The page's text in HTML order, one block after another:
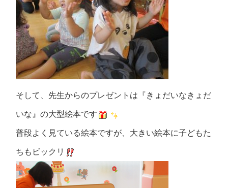
そして、先生からのプレゼントは『きょだいなきょだ
いな』の大型絵本です
普段よく見ている絵本ですが、大きい絵本に子どもた
ちもビックリ